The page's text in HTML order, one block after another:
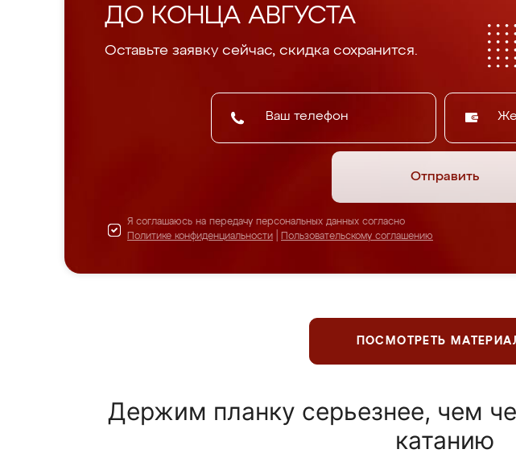
ДО КОНЦА АВГУСТА
Оставьте заявку сейчас, скидка сохранится.
Отправить
Я соглашаюсь на передачу персональных данных согласно
Политике конфиденциальности
Пользовательскому соглашению
ПОСМОТРЕТЬ
Держим планку серьезнее, чем
катанию